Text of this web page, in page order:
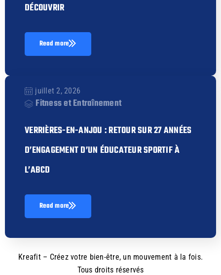
DÉCOUVRIR
Read more
juillet 2, 2026
Fitness et Entraînement
VERRIÈRES-EN-ANJOU : RETOUR SUR 27 ANNÉES
D’ENGAGEMENT D’UN ÉDUCATEUR SPORTIF À
L’ABCD
Read more
Kreafit – Créez votre bien-être, un mouvement à la fois.
Tous droits réservés